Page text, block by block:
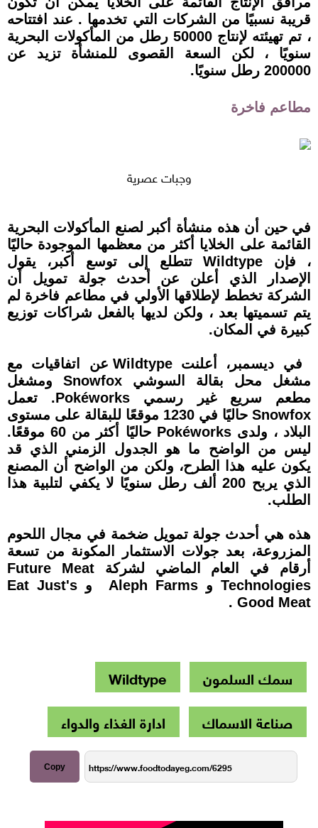
قريبة نسبيًا من الشركات التي تخدمها . عند افتتاحه
، تم تهيئته لإنتاج 50000 رطل من المأكولات البحرية
سنويًا ، لكن السعة القصوى للمنشأة تزيد عن
200000 رطل سنويًا.
مطاعم فاخرة
وجبات عصرية
في حين أن هذه منشأة أكبر لصنع المأكولات البحرية
القائمة على الخلايا أكثر من معظمها الموجودة حاليًا
، فإن Wildtype تتطلع إلى توسع أكبر، يقول
الإصدار الذي أعلن عن أحدث جولة تمويل أن
الشركة تخطط لإطلاقها الأولي في مطاعم فاخرة لم
يتم تسميتها بعد ، ولكن لديها بالفعل شراكات توزيع
كبيرة في المكان.
في ديسمبر، أعلنت Wildtype عن اتفاقيات مع
مشغل محل بقالة السوشي Snowfox ومشغل
مطعم سريع غير رسمي Pokéworks. تعمل
Snowfox حاليًا في 1230 موقعًا للبقالة على مستوى
البلاد ، ولدى Pokéworks حاليًا أكثر من 60 موقعًا.
ليس من الواضح ما هو الجدول الزمني الذي قد
يكون عليه هذا الطرح، ولكن من الواضح أن المصنع
الذي يربح 200 ألف رطل سنويًا لا يكفي لتلبية هذا
الطلب.
هذه هي أحدث جولة تمويل ضخمة في مجال اللحوم
المزروعة، بعد جولات الاستثمار المكونة من تسعة
أرقام في العام الماضي لشركة Future Meat
Technologies و Aleph Farms و Eat Just's
Good Meat .
سمك السلمون
Wildtype
صناعة الاسماك
ادارة الغذاء والدواء
Copy